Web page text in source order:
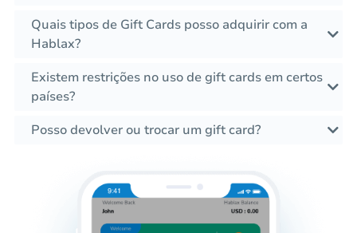
Quais tipos de Gift Cards posso adquirir com a
Hablax?
Existem restrições no uso de gift cards em certos
países?
Posso devolver ou trocar um gift card?